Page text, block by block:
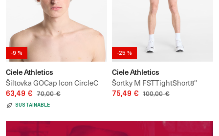
-9 %
Ciele Athletics
Šiltovka GOCap Icon CircleC
63,49 € 70,00 €
SUSTAINABLE
-25 %
Ciele Athletics
Šortky M FSTTightShort8''
75,49 € 100,00 €